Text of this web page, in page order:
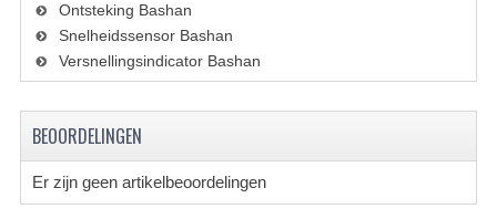
SEGWAY QUADS
VELGEN & BANDEN
Ontsteking Bashan
Snelheidssensor Bashan
Versnellingsindicator Bashan
BEOORDELINGEN
Er zijn geen artikelbeoordelingen